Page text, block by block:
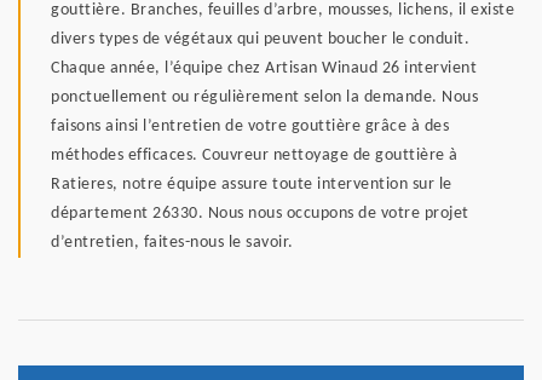
gouttière. Branches, feuilles d’arbre, mousses, lichens, il existe
divers types de végétaux qui peuvent boucher le conduit.
Chaque année, l’équipe chez Artisan Winaud 26 intervient
ponctuellement ou régulièrement selon la demande. Nous
faisons ainsi l’entretien de votre gouttière grâce à des
méthodes efficaces. Couvreur nettoyage de gouttière à
Ratieres, notre équipe assure toute intervention sur le
département 26330. Nous nous occupons de votre projet
d’entretien, faites-nous le savoir.